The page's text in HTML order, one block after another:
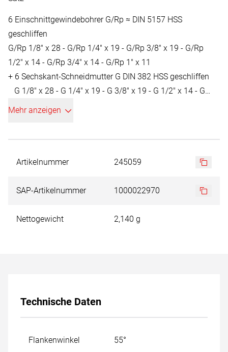
6 Einschnittgewindebohrer G/Rp ≈ DIN 5157 HSS
geschliffen
G/Rp 1/8" x 28 - G/Rp 1/4" x 19 - G/Rp 3/8" x 19 - G/Rp
1/2" x 14 - G/Rp 3/4" x 14 - G/Rp 1" x 11
+ 6 Sechskant-Schneidmutter G DIN 382 HSS geschliffen
G 1/8" x 28 - G 1/4" x 19 - G 3/8" x 19 - G 1/2" x 14 - G
3/4" x 14 - G 1" x 11
Mehr anzeigen
Artikelnummer 245059
SAP-Artikelnummer 1000022970
Nettogewicht 2,140 g
Technische Daten
Flankenwinkel 55°